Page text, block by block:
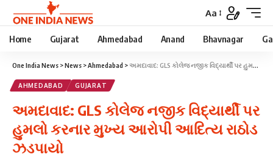
Aa
Home Gujarat Ahmedabad Anand Bhavnagar
One India News >News >Ahmedabad >અમદાવાદ: GLS કોલેજ નજીક વિદ્યાર્થી પર હુમલો કરનાર મુખ્ય આરોપી આદિત્ય રાઠોડ ઝડપાયો
AHMEDABAD GUJARAT
અમદાવાદ: GLS કોલેજ નજીક વિદ્યાર્થી પર
હુમલો કરનાર મુખ્ય આરોપી આદિત્ય રાઠોડ
ઝડપાયો